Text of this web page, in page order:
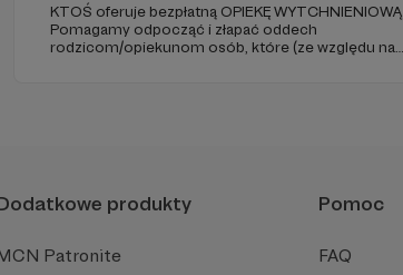
KTOŚ oferuje bezpłatną OPIEKĘ WYTCHNIENIOWĄ.
Pomagamy odpocząć i złapać oddech
rodzicom/opiekunom osób, które (ze względu na
produkty
Patronite
Pomoc
FAQ